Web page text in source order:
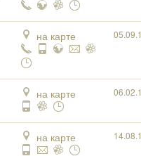
на карте
на карте
на карте